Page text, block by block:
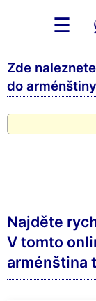
☰
Zde
do
Najděte
V tomto
arménština